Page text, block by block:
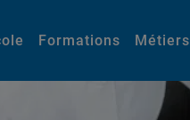
Formations Métiers